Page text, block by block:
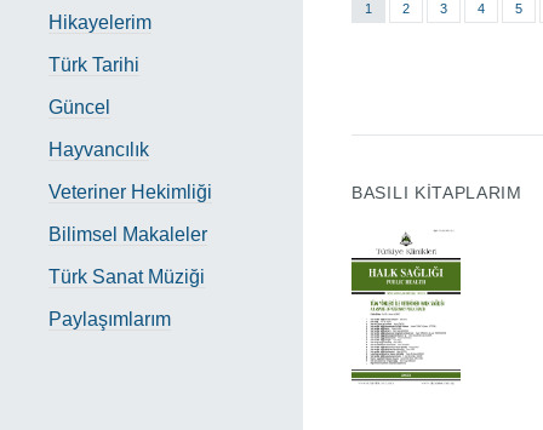
1 2 3 4 5
BASILI KİTAPLARIM
Hikayelerim
Türk Tarihi
Güncel
Hayvancılık
Veteriner Hekimliği
Bilimsel Makaleler
Türk Sanat Müziği
Paylaşımlarım